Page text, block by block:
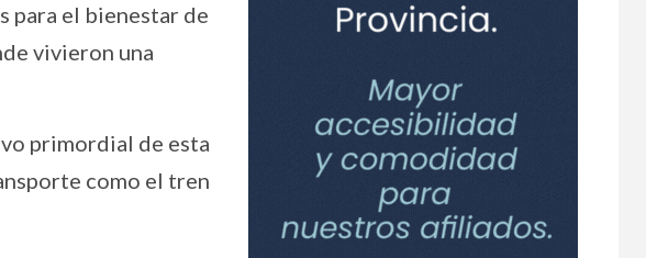
para el bienestar de
vivieron una
primordial de esta
como el tren